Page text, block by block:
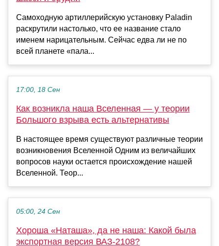
Самоходную артиллерийскую установку Paladin
раскрутили настолько, что ее название стало
именем нарицательным. Сейчас едва ли не по
всей планете «пала...
17:00, 18 Сен
Как возникла наша Вселенная — у теории
Большого взрыва есть альтернативы
В настоящее время существуют различные теории
возникновения Вселенной Одним из величайших
вопросов науки остается происхождение нашей
Вселенной. Теор...
05:00, 24 Сен
Хороша «Наташа», да не наша: Какой была
экспортная версия ВАЗ-2108?